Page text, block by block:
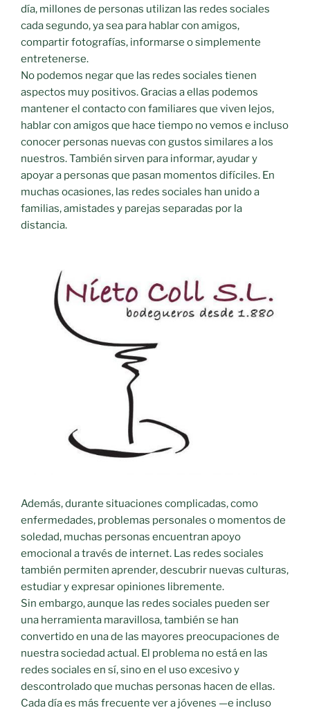
día, millones de personas utilizan las redes sociales
cada segundo, ya sea para hablar con amigos,
compartir fotografías, informarse o simplemente
entretenerse.
No podemos negar que las redes sociales tienen
aspectos muy positivos. Gracias a ellas podemos
mantener el contacto con familiares que viven lejos,
hablar con amigos que hace tiempo no vemos e incluso
conocer personas nuevas con gustos similares a los
nuestros. También sirven para informar, ayudar y
apoyar a personas que pasan momentos difíciles. En
muchas ocasiones, las redes sociales han unido a
familias, amistades y parejas separadas por la
distancia.
Además, durante situaciones complicadas, como
enfermedades, problemas personales o momentos de
soledad, muchas personas encuentran apoyo
emocional a través de internet. Las redes sociales
también permiten aprender, descubrir nuevas culturas,
estudiar y expresar opiniones libremente.
Sin embargo, aunque las redes sociales pueden ser
una herramienta maravillosa, también se han
convertido en una de las mayores preocupaciones de
nuestra sociedad actual. El problema no está en las
redes sociales en sí, sino en el uso excesivo y
descontrolado que muchas personas hacen de ellas.
Cada día es más frecuente ver a jóvenes —e incluso